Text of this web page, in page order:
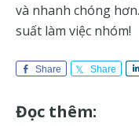
và nhanh chóng
suất làm việc nhóm!
Share Share
Đọc thêm: